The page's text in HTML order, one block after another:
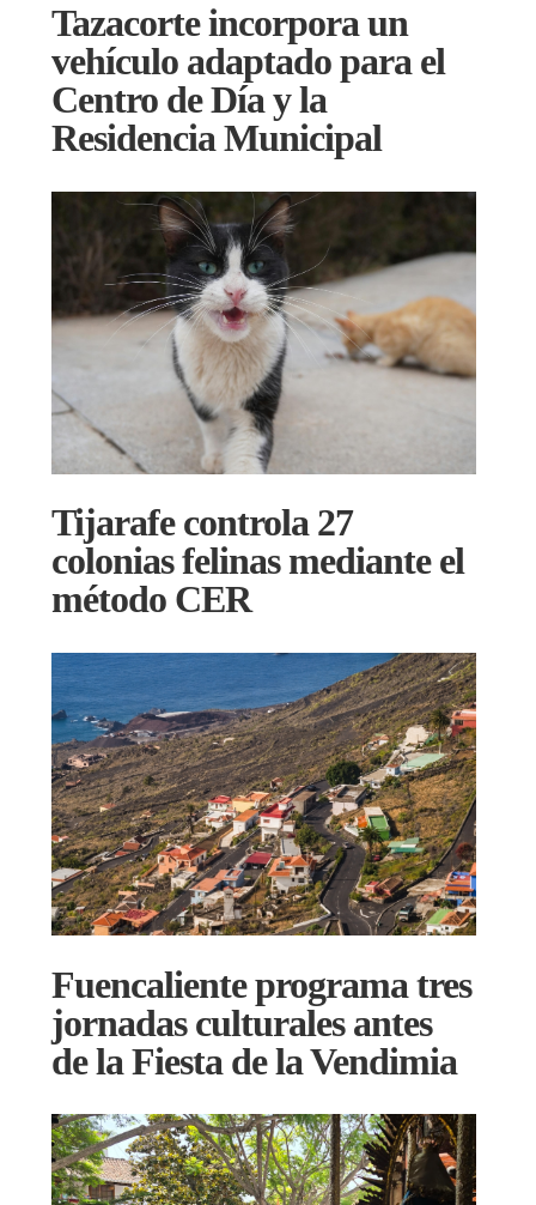
Tazacorte incorpora un
vehículo adaptado para el
Centro de Día y la
Residencia Municipal
Tijarafe controla 27
colonias felinas mediante el
método CER
Fuencaliente programa tres
jornadas culturales antes
de la Fiesta de la Vendimia